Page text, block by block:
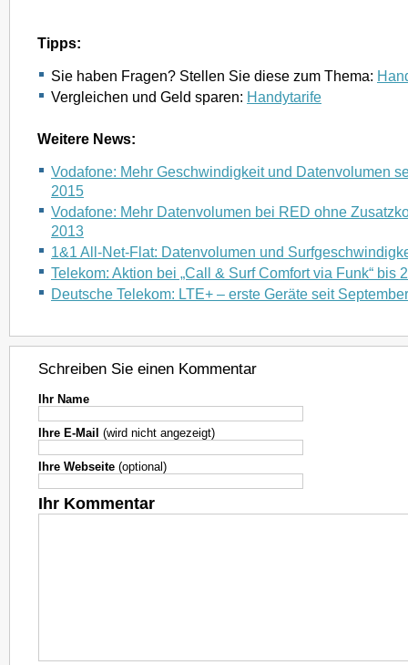
Tipps:
Sie haben Fragen? Stellen Sie diese zum Thema:
Vergleichen und Geld sparen: Handytarife
Weitere News:
Vodafone: Mehr Geschwindigkeit und Datenvolumen
2015
Vodafone: Mehr Datenvolumen bei RED ohne
2013
1&1 All-Net-Flat: Datenvolumen und
Telekom: Aktion bei „Call & Surf Comfort via Funk“ bis
Deutsche Telekom: LTE+ – erste Geräte seit
Schreiben Sie einen Kommentar
Ihr Name
Ihre E-Mail (wird nicht angezeigt)
Ihre Webseite (optional)
Ihr Kommentar